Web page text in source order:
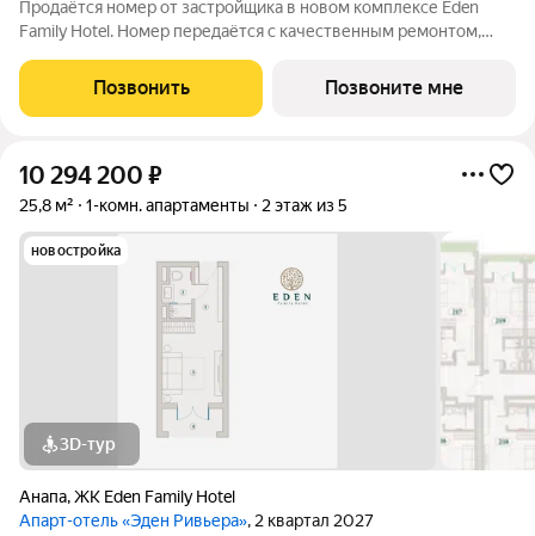
Продаётся номер от застройщика в новом комплексе Eden
Family Hotel. Номер передаётся с качественным ремонтом,
заселению или сдаче в аренду. Прямая продажа от
застройщика, прозрачные условия,
Позвонить Позвоните мне
10 294 200 ₽
25,8 м² 1-комн. апартаменты 2 этаж из 5
новостройка
3D-тур
Анапа,ЖК Eden Family Hotel
Апарт-отель «Эден Ривьера», 2 квартал 2027